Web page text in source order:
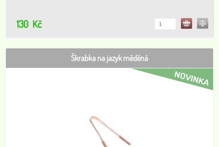
130 Kč
Škrabka na jazyk měděná